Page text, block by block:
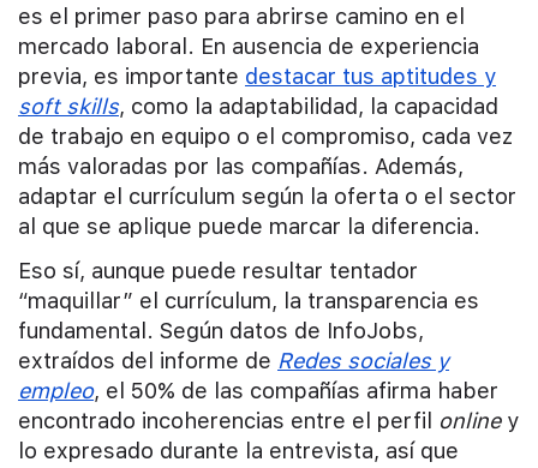
es el primer paso para abrirse camino en el
mercado laboral. En ausencia de experiencia
previa, es importante destacar tus aptitudes y
soft skills, como la adaptabilidad, la capacidad
de trabajo en equipo o el compromiso, cada vez
más valoradas por las compañías. Además,
adaptar el currículum según la oferta o el sector
al que se aplique puede marcar la diferencia.
Eso sí, aunque puede resultar tentador
“maquillar” el currículum, la transparencia es
fundamental. Según datos de InfoJobs,
extraídos del informe de Redes sociales y
empleo, el 50% de las compañías afirma haber
encontrado incoherencias entre el perfil onliney
lo expresado durante la entrevista, así que